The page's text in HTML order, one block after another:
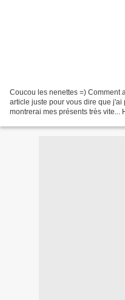
Coucou les nenettes =) Comment
article juste pour vous dire que
montrerai mes présents très vite...